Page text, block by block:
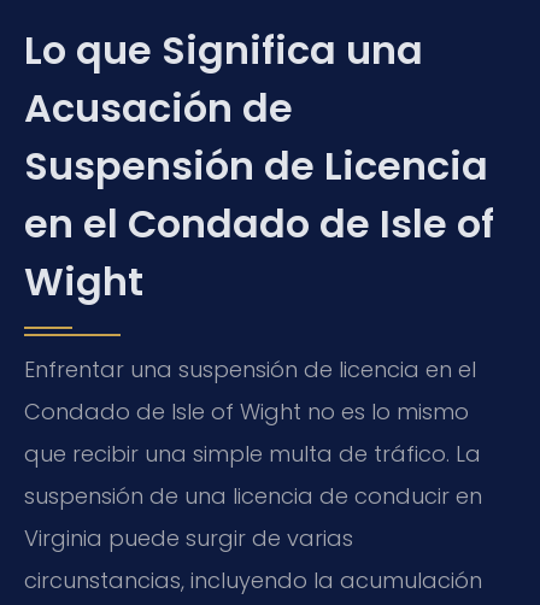
Lo que Significa una
Acusación de
Suspensión de Licencia
en el Condado de Isle of
Wight
Enfrentar una suspensión de licencia en el
Condado de Isle of Wight no es lo mismo
que recibir una simple multa de tráfico. La
suspensión de una licencia de conducir en
Virginia puede surgir de varias
circunstancias, incluyendo la acumulación